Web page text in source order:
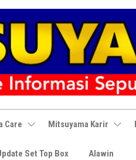
Care Mitsuyama Karir
Set Top Box Alawin